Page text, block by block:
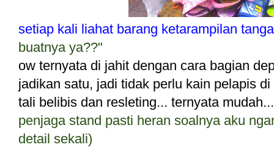
setiap kali liahat barang ketarampilan
buatnya ya??"
ow ternyata di jahit dengan cara bagian
jadikan satu, jadi tidak perlu kain pelapis
tali belibis dan resleting... ternyata
penjaga stand pasti heran soalnya aku
detail sekali)